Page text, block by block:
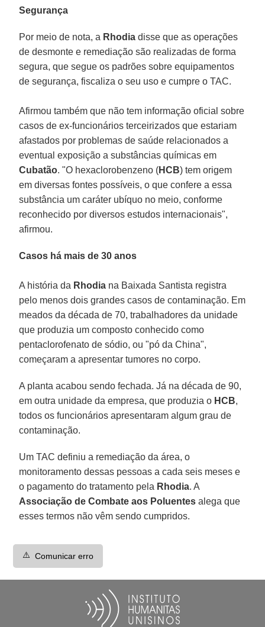
Segurança
Por meio de nota, a Rhodiadisse que as operações
de desmonte e remediação são realizadas de forma
segura, que segue os padrões sobre equipamentos
de segurança, fiscaliza o seu uso e cumpre o TAC.
Afirmou também que não tem informação oficial sobre
casos de ex-funcionários terceirizados que estariam
afastados por problemas de saúde relacionados a
eventual exposição a substâncias químicas em
Cubatão. "O hexaclorobenzeno (HCB) tem origem
em diversas fontes possíveis, o que confere a essa
substância um caráter ubíquo no meio, conforme
reconhecido por diversos estudos internacionais",
afirmou.
Casos há mais de 30 anos
A história da Rhodia na Baixada Santista registra
pelo menos dois grandes casos de contaminação. Em
meados da década de 70, trabalhadores da unidade
que produzia um composto conhecido como
pentaclorofenato de sódio, ou "pó da China",
começaram a apresentar tumores no corpo.
A planta acabou sendo fechada. Já na década de 90,
em outra unidade da empresa, que produzia o HCB,
todos os funcionários apresentaram algum grau de
contaminação.
Um TAC definiu a remediação da área, o
monitoramento dessas pessoas a cada seis meses e
o pagamento do tratamento pela Rhodia. A
Associação de Combate aos Poluentes alega que
esses termos não vêm sendo cumpridos.
⚠️ Comunicar erro